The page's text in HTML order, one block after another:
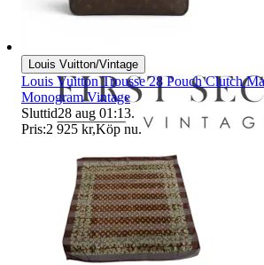
Louis Vuitton/Vintage
Louis Vuitton Trousse 28 Pouch Clutch
Monogram Vintage
Sluttid28 aug 01:13.
Pris:2 925 kr,Köp nu.